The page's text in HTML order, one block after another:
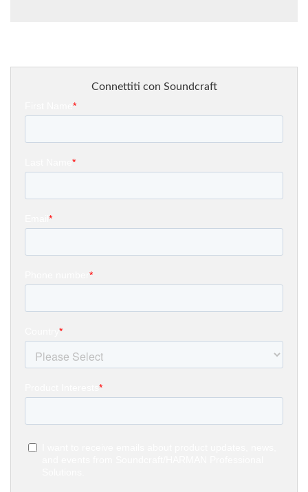
Connettiti con Soundcraft